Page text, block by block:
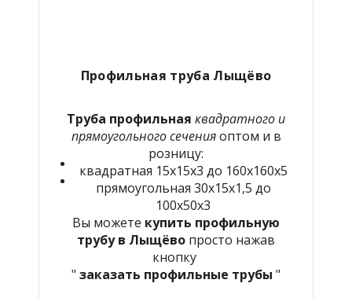
Профильная труба Лыщёво
Труба профильная квадратного и
прямоугольного сеченияоптом и в
розницу:
квадратная 15х15х3 до 160х160х5
прямоугольная 30х15х1,5 до
100х50х3
Вы можете купить профильную
трубу в Лыщёво просто нажав
кнопку
" заказать профильные трубы "